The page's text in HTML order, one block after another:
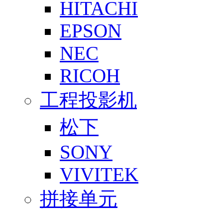
HITACHI
EPSON
NEC
RICOH
工程投影机
松下
SONY
VIVITEK
拼接单元